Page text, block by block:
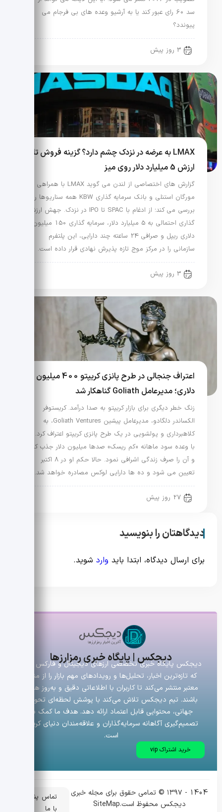
سد 60 رای عبور کند یا به آرشیو وعده های بی فرجام می
پیوندد؟
3 روز پیش
LMAX به عرضه در نزدک چشم دارد؟ گزینه فروش تا
ارزش 5 میلیارد دلار روی میز
گزارش های اختصاصی از لندن می گوید LMAX با همراهی
مورگان استنلی و بانک سرمایه گذاری KBW همه سناریوها را
بررسی می کند؛ از ادغام با SPAC تا IPO در نزدک. جهش ارزش
گذاری احتمالی به 5 میلیارد دلار، سرمایه گذاری 150 میلیون
دلاری ریپل و صرافی 24 ساعته چند دارایی، این پلتفرم
سازمانی را در مرکز موج تازه پذیرش نهادی قرار داده است.
3 روز پیش
اعتراف جنجالی در طرح پانزی کریپتو 400 میلیون
دلاری؛ مدیرعامل Goliath گناهکار شد
زنگ خطر دیگری برای بازار کریپتو به صدا درآمد. کریستوفر
الکساندر دلگادو، مدیرعامل پیشین Goliath Ventures، به
کلاهبرداری و پولشویی در یک طرح پانزی کریپتو اعتراف کرد. او
با وعده سود ماهانه «کم ریسک» صدها میلیون دلار جذب کرد
و آن را صرف زندگی اشرافی نمود. حالا حکم او در 8 اکتبر
تعیین می شود و ده ها دارایی لوکس مصادره خواهد شد.
27 روز پیش
دیدگاهتان را بنویسید
برای ارسال دیدگاه، ابتدا باید وارد شوید.
دیجکس | پایگاه خبری رمزارزها
دیجکس پایگاه خبری تخصصی ارزهای دیجیتال و فارکس است
که تازه‌ترین اخبار، تحلیل‌ها و رویدادهای مهم بازار را از منابع
معتبر منتشر می‌کند تا کاربران با اطلاعاتی دقیق و به‌روز همراه
باشند. تیم دیجکس تلاش می‌کند با پوشش لحظه‌ای تحولات
جهانی، محتوایی قابل اعتماد ارائه دهد. هدف ما کمک به
تصمیم‌گیری آگاهانه سرمایه‌گذاران و علاقه‌مندان دنیای کریپتو
است.
خرید اشتراک vip
1404 - ۱۳۹۷ © تمامی حقوق برای مجله خبری
دیجکس محفوظ است.SiteMap
تماس
با ما
پشتیبانی